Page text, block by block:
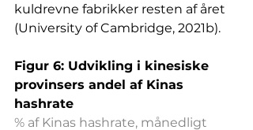
kuldrevne fabrikker resten af året
(University of Cambridge, 2021b).
Figur 6: Udvikling i kinesiske
provinsers andel af Kinas
hashrate
% af Kinas hashrate, månedligt